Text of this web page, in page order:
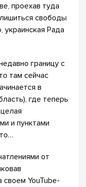
проехав туда
свободы
украинская Рада
границу с
там сейчас
в
где теперь
и пунктами
от
YouTube-